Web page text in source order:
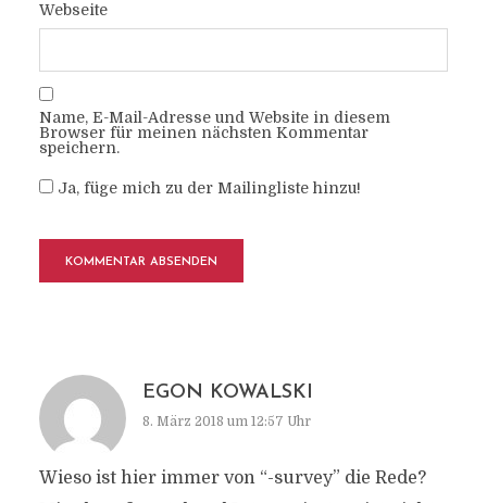
Webseite
Name, E-Mail-Adresse und Website in diesem
Browser für meinen nächsten Kommentar
speichern.
Ja, füge mich zu der Mailingliste hinzu!
EGON KOWALSKI
8. März 2018 um 12:57 Uhr
Wieso ist hier immer von “-survey” die Rede?